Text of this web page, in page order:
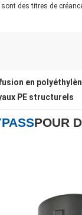
des titres de
en
PE structurels
POUR